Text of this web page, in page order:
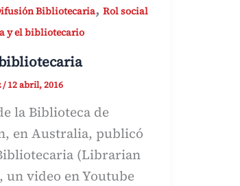
Bibliotecaria, Rol social
y el bibliotecario
/12 abril, 2016
la Biblioteca de
en Australia, publicó
(Librarian
un video en Youtube